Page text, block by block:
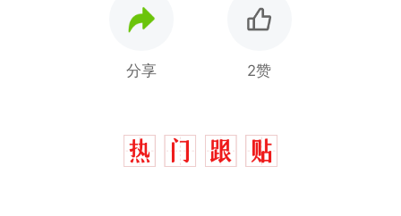
分享 2赞